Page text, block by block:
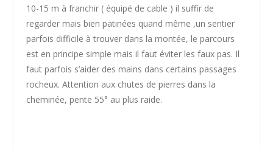
10-15 m à franchir ( équipé de cable ) il suffir de
regarder mais bien patinées quand même ,un sentier
parfois difficile à trouver dans la montée, le parcours
est en principe simple mais il faut éviter les faux pas. Il
faut parfois s’aider des mains dans certains passages
rocheux. Attention aux chutes de pierres dans la
cheminée, pente 55° au plus raide.